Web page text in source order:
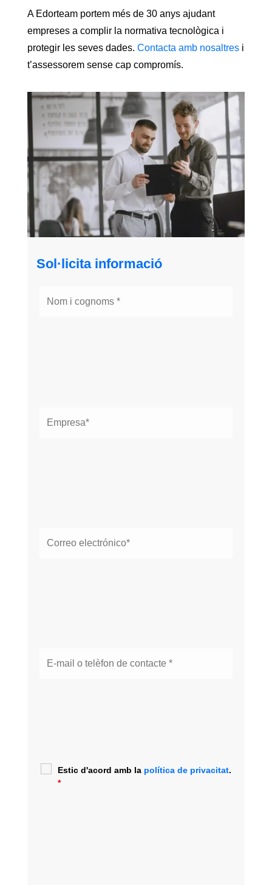
A Edorteam portem més de 30 anys ajudant
empreses a complir la normativa tecnològica i
protegir les seves dades. Contacta amb nosaltresi
t’assessorem sense cap compromís.
Sol·licita informació
Estic d'acord amb lapolítica de privacitat.
*